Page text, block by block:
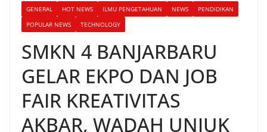
GENERAL HOT NEWS ILMU PENGETAHUAN NEWS
PENDIDIKAN
POPULAR NEWS
TECHNOLOGY
SMKN 4 BANJARBARU
GELAR EKPO DAN JOB
FAIR KREATIVITAS
AKBAR, WADAH UNJUK